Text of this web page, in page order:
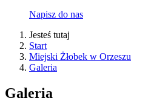
Napisz do nas
Jesteś tutaj
Start
Miejski Żłobek w Orzeszu
Galeria
Galeria